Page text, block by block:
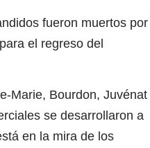
fueron muertos por
el regreso del
Marie, Bourdon, Juvénat
se desarrollaron a
en la mira de los